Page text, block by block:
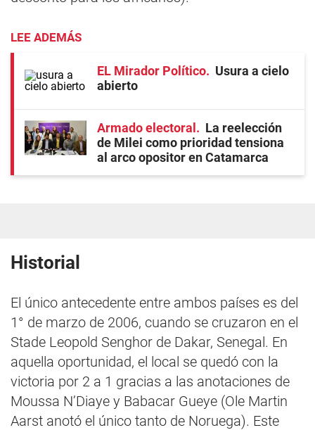
LEE ADEMÁS
EL Mirador Político
Usura a cielo
abierto
Armado electoral
La reelección
de Milei como prioridad tensiona
al arco opositor en Catamarca
Historial
El único antecedente entre ambos países es del
1° de marzo de 2006, cuando se cruzaron en el
Stade Leopold Senghor de Dakar, Senegal. En
aquella oportunidad, el local se quedó con la
victoria por 2 a 1 gracias a las anotaciones de
Moussa N’Diaye y Babacar Gueye (Ole Martin
Aarst anotó el único tanto de Noruega). Este